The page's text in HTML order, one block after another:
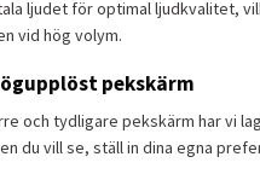
ljudet för optimal ljudkvalitet,
vid hög volym.
pekskärm
och tydligare pekskärm har vi
du vill se, ställ in dina egna